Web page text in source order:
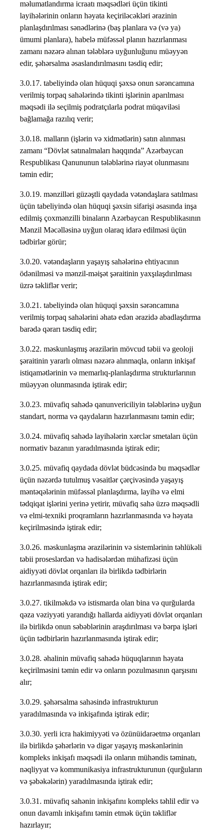
məlumatlandırma icraatı məqsədləri üçün tikinti
layihələrinin onların həyata keçiriləcəkləri ərazinin
planlaşdırılması sənədlərinə (baş planlara və (və ya)
ümumi planlara), habelə müfəssəl planın hazırlanması
zamanı nəzərə alınan tələblərə uyğunluğunu müəyyən
edir, şəhərsalma əsaslandırılmasını təsdiq edir;
3.0.17. tabeliyində olan hüquqi şəxsə onun sərəncamına
verilmiş torpaq sahələrində tikinti işlərinin aparılması
məqsədi ilə seçilmiş podratçılarla podrat müqaviləsi
bağlamağa razılıq verir;
3.0.18. malların (işlərin və xidmətlərin) satın alınması
zamanı “Dövlət satınalmaları haqqında” Azərbaycan
Respublikası Qanununun tələblərinə riayət olunmasını
təmin edir;
3.0.19. mənzilləri güzəştli qaydada vətəndaşlara satılması
üçün tabeliyində olan hüquqi şəxsin sifarişi əsasında inşa
edilmiş çoxmənzilli binaların Azərbaycan Respublikasının
Mənzil Məcəlləsinə uyğun olaraq idarə edilməsi üçün
tədbirlər görür;
3.0.20. vətəndaşların yaşayış sahələrinə ehtiyacının
ödənilməsi və mənzil-məişət şəraitinin yaxşılaşdırılması
üzrə təkliflər verir;
3.0.21. tabeliyində olan hüquqi şəxsin sərəncamına
verilmiş torpaq sahələrini əhatə edən ərazidə abadlaşdırma
barədə qərarı təsdiq edir;
3.0.22. məskunlaşmış ərazilərin mövcud təbii və geoloji
şəraitinin yararlı olması nəzərə alınmaqla, onların inkişaf
istiqamətlərinin və memarlıq-planlaşdırma strukturlarının
müəyyən olunmasında iştirak edir;
3.0.23. müvafiq sahədə qanunvericiliyin tələblərinə uyğun
standart, norma və qaydaların hazırlanmasını təmin edir;
3.0.24. müvafiq sahədə layihələrin xərclər smetaları üçün
normativ bazanın yaradılmasında iştirak edir;
3.0.25. müvafiq qaydada dövlət büdcəsində bu məqsədlər
üçün nəzərdə tutulmuş vəsaitlər çərçivəsində yaşayış
məntəqələrinin müfəssəl planlaşdırma, layihə və elmi
tədqiqat işlərini yerinə yetirir, müvafiq sahə üzrə məqsədli
və elmi-texniki proqramların hazırlanmasında və həyata
keçirilməsində iştirak edir;
3.0.26. məskunlaşma ərazilərinin və sistemlərinin təhlükəli
təbii proseslərdən və hadisələrdən mühafizəsi üçün
aidiyyəti dövlət orqanları ilə birlikdə tədbirlərin
hazırlanmasında iştirak edir;
3.0.27. tikilməkdə və istismarda olan bina və qurğularda
qəza vəziyyəti yarandığı hallarda aidiyyəti dövlət orqanları
ilə birlikdə onun səbəblərinin araşdırılması və bərpa işləri
üçün tədbirlərin hazırlanmasında iştirak edir;
3.0.28. əhalinin müvafiq sahədə hüquqlarının həyata
keçirilməsini təmin edir və onların pozulmasının qarşısını
alır;
3.0.29. şəhərsalma sahəsində infrastrukturun
yaradılmasında və inkişafında iştirak edir;
3.0.30. yerli icra hakimiyyəti və özünüidarəetmə orqanları
ilə birlikdə şəhərlərin və digər yaşayış məskənlərinin
kompleks inkişafı məqsədi ilə onların mühəndis təminatı,
nəqliyyat və kommunikasiya infrastrukturunun (qurğuların
və şəbəkələrin) yaradılmasında iştirak edir;
3.0.31. müvafiq sahənin inkişafını kompleks təhlil edir və
onun davamlı inkişafını təmin etmək üçün təkliflər
hazırlayır;